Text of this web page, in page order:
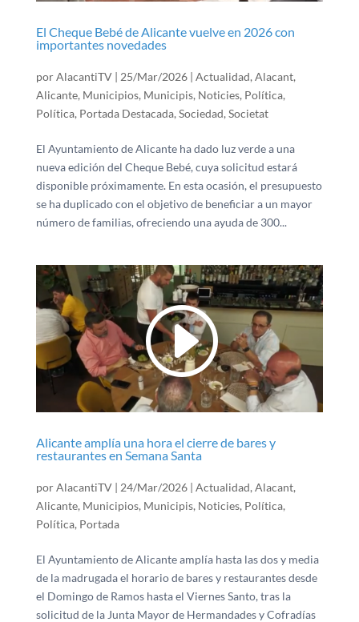
El Cheque Bebé de Alicante vuelve en 2026 con
importantes novedades
porAlacantiTV| 25/Mar/2026| Actualidad,Alacant,
Alicante, Municipios, Municipis, Noticies, Política,
Política, Portada Destacada,Sociedad,Societat
El Ayuntamiento de Alicante ha dado luz verde a una
nueva edición del Cheque Bebé, cuya solicitud estará
disponible próximamente. En esta ocasión, el presupuesto
se ha duplicado con el objetivo de beneficiar a un mayor
número de familias, ofreciendo una ayuda de 300...
Alicante amplía una hora el cierre de bares y
restaurantes en Semana Santa
porAlacantiTV| 24/Mar/2026| Actualidad, Alacant,
Alicante, Municipios, Municipis, Noticies, Política,
Política, Portada
El Ayuntamiento de Alicante amplía hasta las dos y media
de la madrugada el horario de bares y restaurantes desde
el Domingo de Ramos hasta el Viernes Santo, tras la
solicitud de la Junta Mayor de Hermandades y Cofradías